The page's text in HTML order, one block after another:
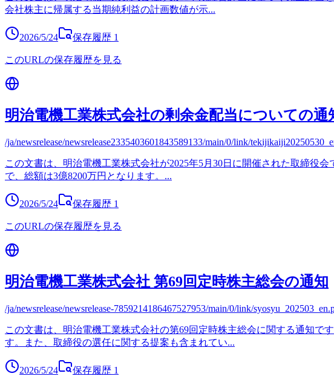
会社株主に帰属する当期純利益の計画数値が示...
2026/5/24 保存履歴 1
このURLの保存履歴を見る
明治電機工業株式会社の剰余金配当についての通
/ja/newsrelease/newsrelease2335403601843589133/main/0/link/
この文書は、明治電機工業株式会社が2025年5月30日に開催された取締役
で、総額は3億8200万円となります。 ...
2026/5/24 保存履歴 1
このURLの保存履歴を見る
明治電機工業株式会社 第69回定時株主総会の通知
/ja/newsrelease/newsrelease-7859214186467527953/main/0/link/
この文書は、明治電機工業株式会社の第69回定時株主総会に関する通知で
す。また、取締役の選任に関する提案も含まれてい...
2026/5/24 保存履歴 1